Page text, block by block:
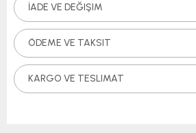
İADE VE DEĞIŞIM
ÖDEME VE TAKSIT
KARGO VE TESLIMAT